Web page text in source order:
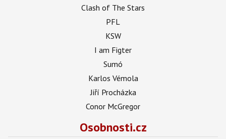
Clash of The Stars
PFL
KSW
I am Figter
Sumó
Karlos Vémola
Jiří Procházka
Conor McGregor
Osobnosti.cz